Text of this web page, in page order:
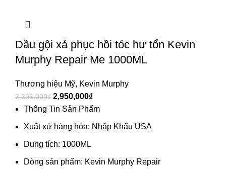
Dầu gội xả phục hồi tóc hư tổn Kevin
Murphy Repair Me 1000ML
Thương hiệu Mỹ, Kevin Murphy
3,396,000₫ 2,950,000₫
Thông Tin Sản Phẩm
Xuất xứ hàng hóa: Nhập Khẩu USA
Dung tích: 1000ML
Dòng sản phẩm: Kevin Murphy Repair